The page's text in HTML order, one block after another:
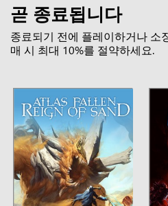
곧 종료됩니다
종료되기 전에 플레이하거나 소
매 시 최대 10%를 절약하세요.